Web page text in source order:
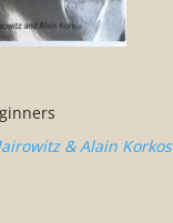
& Alain Korkos